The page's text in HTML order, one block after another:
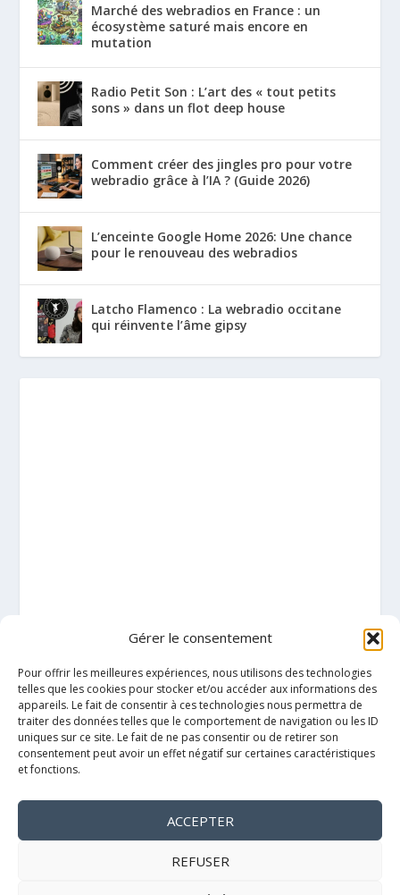
Gérer le consentement
Pour offrir les meilleures expériences, nous utilisons des technologies
telles que les cookies pour stocker et/ou accéder aux informations des
appareils. Le fait de consentir à ces technologies nous permettra de
traiter des données telles que le comportement de navigation ou les ID
uniques sur ce site. Le fait de ne pas consentir ou de retirer son
consentement peut avoir un effet négatif sur certaines caractéristiques
et fonctions.
ACCEPTER
REFUSER
Marché des webradios en France : un
écosystème saturé mais encore en
mutation
Radio Petit Son : L’art des « tout petits
sons » dans un flot deep house
Comment créer des jingles pro pour votre
webradio grâce à l’IA ? (Guide 2026)
L’enceinte Google Home 2026: Une chance
pour le renouveau des webradios
Latcho Flamenco : La webradio occitane
qui réinvente l’âme gipsy
Mentions légales